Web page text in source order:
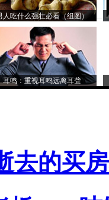
人吃什么强壮必看（组图）
耳鸣：重视耳鸣远离耳聋
去的买